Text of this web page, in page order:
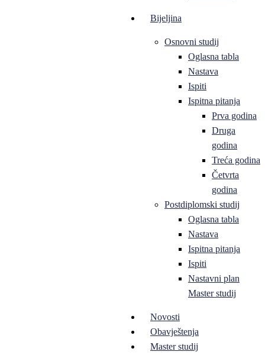
Bijeljina
Osnovni studij
Oglasna tabla
Nastava
Ispiti
Ispitna pitanja
Prva godina
Druga
godina
Treća godina
Četvrta
godina
Postdiplomski studij
Oglasna tabla
Nastava
Ispitna pitanja
Ispiti
Nastavni plan
Master studij
Novosti
Obavještenja
Master studij